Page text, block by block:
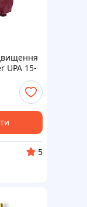
UPA 15-
New
5